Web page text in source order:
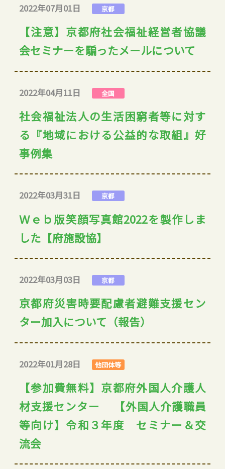
2022年07月01日 京都
【注意】京都府社会福祉経営者協議
会セミナーを騙ったメールについて
2022年04月11日 全国
社会福祉法人の生活困窮者等に対す
る『地域における公益的な取組』好
事例集
2022年03月31日 京都
Ｗｅｂ版笑顔写真館2022を製作しま
した【府施設協】
2022年03月03日 京都
京都府災害時要配慮者避難支援セン
ター加入について（報告）
2022年01月28日 他団体等
【参加費無料】京都府外国人介護人
材支援センター 【外国人介護職員
等向け】令和３年度 セミナー＆交
流会